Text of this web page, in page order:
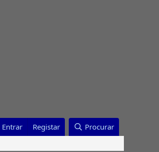
Entrar Registar Procurar